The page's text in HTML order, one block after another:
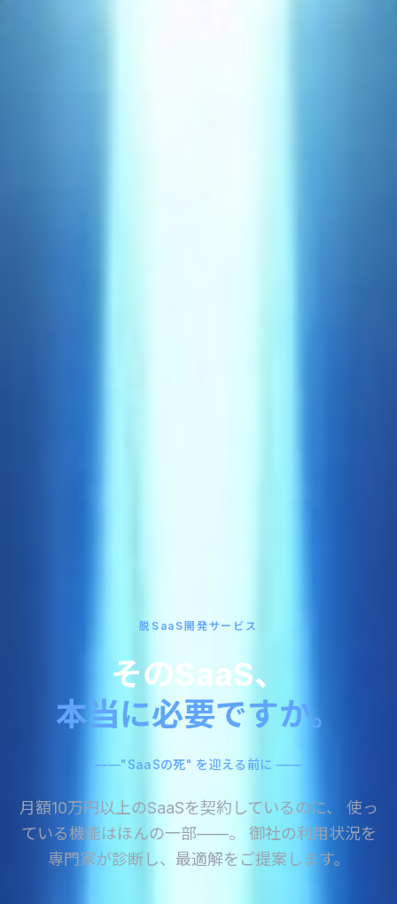
脱SaaS開発サービス
そのSaaS、
本当に必要ですか。
——"SaaSの死" を迎える前に ——
月額10万円以上のSaaSを契約しているのに、
使っ
ている機能はほんの一部——。
御社の利用状況を
専門家が診断し、最適解をご提案します。